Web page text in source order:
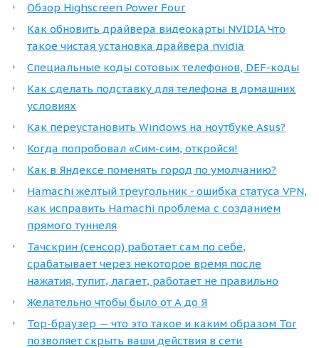
Обзор Highscreen Power Four
Как обновить драйвера видеокарты NVIDIA Что
такое чистая установка драйвера nvidia
Специальные коды сотовых телефонов, DEF-коды
Как сделать подставку для телефона в домашних
условиях
Как переустановить Windows на ноутбуке Asus?
Когда попробовал «Сим-сим, откройся!
Как в Яндексе поменять город по умолчанию?
Hamachi желтый треугольник - ошибка статуса VPN,
как исправить Hamachi проблема с созданием
прямого туннеля
Тачскрин (сенсор) работает сам по себе,
срабатывает через некоторое время после
нажатия, тупит, лагает, работает не правильно
Желательно чтобы было от А до Я
Тор-браузер — что это такое и каким образом Tor
позволяет скрыть ваши действия в сети